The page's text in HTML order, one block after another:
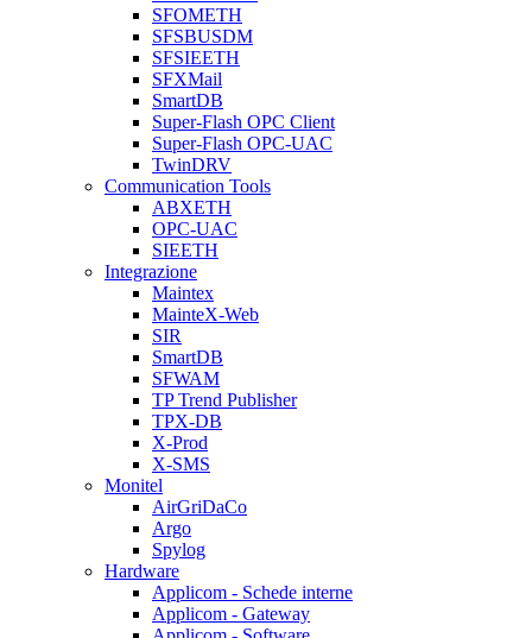
SFOMETH
SFSBUSDM
SFSIEETH
SFXMail
SmartDB
Super-Flash OPC Client
Super-Flash OPC-UAC
TwinDRV
Communication Tools
ABXETH
OPC-UAC
SIEETH
Integrazione
Maintex
MainteX-Web
SIR
SmartDB
SFWAM
TP Trend Publisher
TPX-DB
X-Prod
X-SMS
Monitel
AirGriDaCo
Argo
Spylog
Hardware
Applicom - Schede interne
Applicom - Gateway